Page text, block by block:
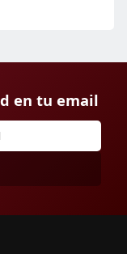
en tu email